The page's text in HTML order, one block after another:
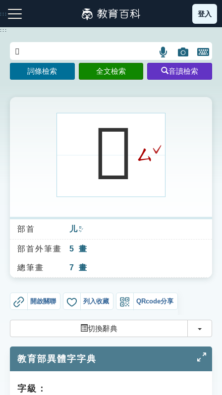
到
主
:::
注音索引圖示 筆畫索引圖示 部首索引表圖示
索引選單
知識索引
單字索引
貓頭鷹博士
登入
:::
語
言
搜
示
圖
片
搜
開
鍵
圖
詞條檢索 全文檢索 音讀檢索
𠒁ㄙ ˇ
部首 儿ㄖㄣˊ
部首外筆畫 5 畫
總筆畫 7 畫
開啟關聯 列入收藏 QRcode分享
切換辭典 切換
教育部異體字字典
字級：